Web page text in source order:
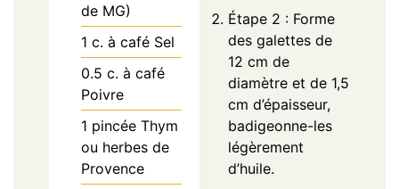
de MG)
1 c. à café Sel
0.5 c. à café
Poivre
1 pincée Thym
ou herbes de
Provence
Étape 2 : Forme
des galettes de
12 cm de
diamètre et de 1,5
cm d’épaisseur,
badigeonne-les
légèrement
d’huile.